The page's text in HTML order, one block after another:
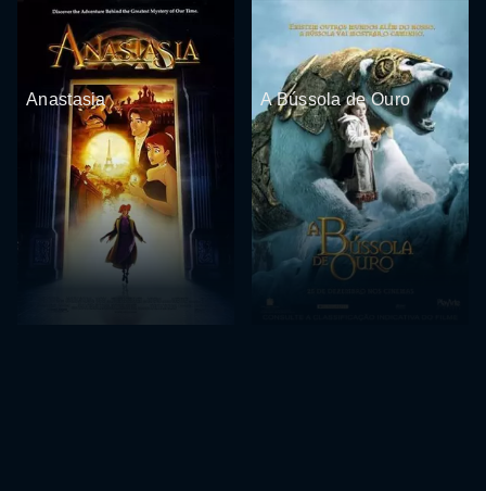
Anastasia A Bússola de Ouro